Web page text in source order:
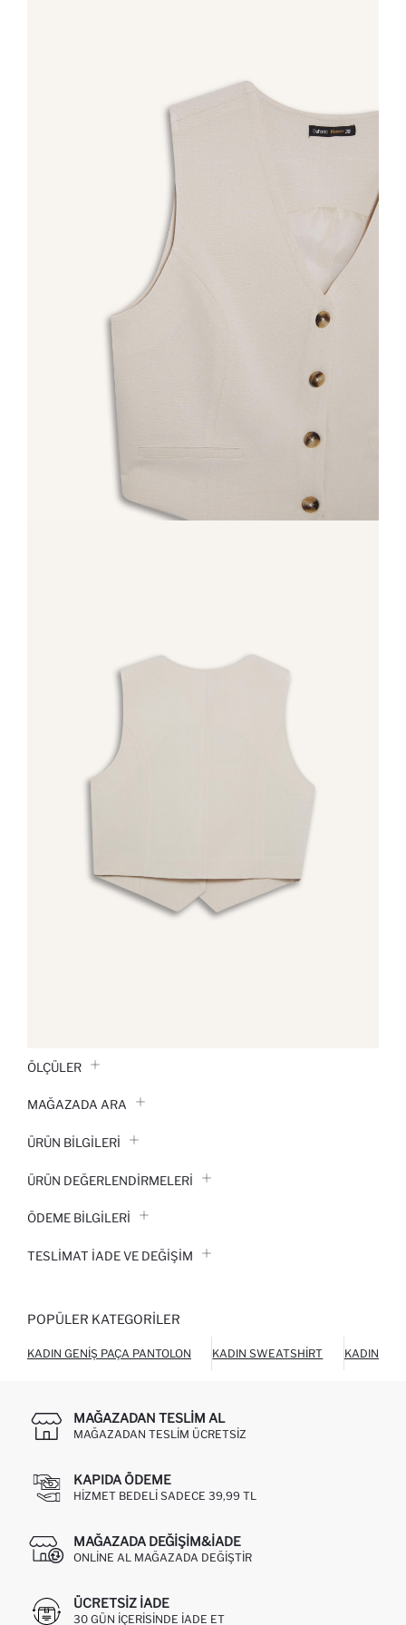
ÖLÇÜLER
MAĞAZADA ARA
ÜRÜN BILGILERI
ÜRÜN DEĞERLENDİRMELERİ
ÖDEME BİLGİLERİ
TESLIMAT İADE VE DEĞIŞIM
POPÜLER KATEGORILER
KADIN GENIŞ PAÇA PANTOLON KADIN SWEATSHIRT KADIN
MAĞAZADAN TESLIM AL
MAĞAZADAN TESLIM ÜCRETSIZ
KAPIDA ÖDEME
HIZMET BEDELI SADECE 39,99 TL
MAĞAZADA DEĞIŞIM&İADE
ONLINE AL MAĞAZADA DEĞIŞTIR
ÜCRETSIZ IADE
30 GÜN IÇERISINDE IADE ET